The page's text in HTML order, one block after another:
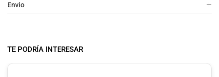
Envio
TE PODRÍA INTERESAR